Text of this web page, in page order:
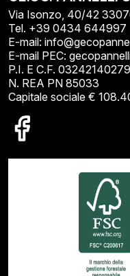
Via Isonzo, 40/42
Tel. +39 0434 644997
E-mail:
E-mail PEC:
P.I. E C.F. 03242140279
N. REA PN 85033
Capitale sociale €